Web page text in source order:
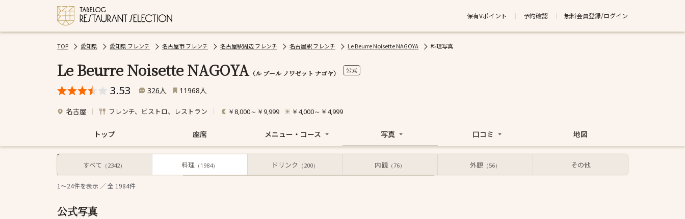
保有Vポイント 予約確認 無料会員登録/ログイン
TOP 愛知県 愛知県 フレンチ 名古屋市 フレンチ 名古屋駅周辺 フレンチ 名古屋駅 フレンチ Le Beurre Noisette NAGOYA 料理写真
Le Beurre Noisette NAGOYA（ル ブール ノワゼット ナゴヤ） 公式
3.53 326人 11968人
名古屋 フレンチ、ビストロ、レストラン ￥8,000～￥9,999 ￥4,000～￥4,999
トップ 座席 メニュー・コース 写真
すべて （2342） 料理 （1984） ドリンク （200） 内観 （76） 外観 （56） その他
口コミ 地図
すべて 投稿された写真
1～24件を表示 ／ 全 1984件
公式写真